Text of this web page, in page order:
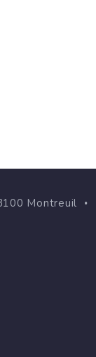
Montreuil